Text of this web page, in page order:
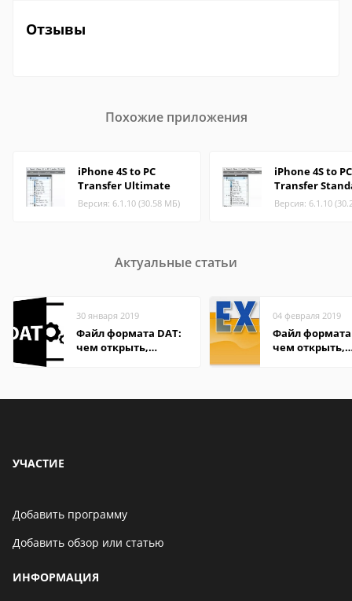
Отзывы
Похожие приложения
iPhone 4S to PC
Transfer Ultimate
Версия: 6.1.10 (30.58 МБ)
iPhone 4S to PC
Transfer
Версия: 6.1.10
Актуальные статьи
30 января 2019
Файл формата DAT:
чем открыть,
04 февраля 2019
Файл
чем открыть,
УЧАСТИЕ
Добавить программу
Добавить обзор или статью
ИНФОРМАЦИЯ